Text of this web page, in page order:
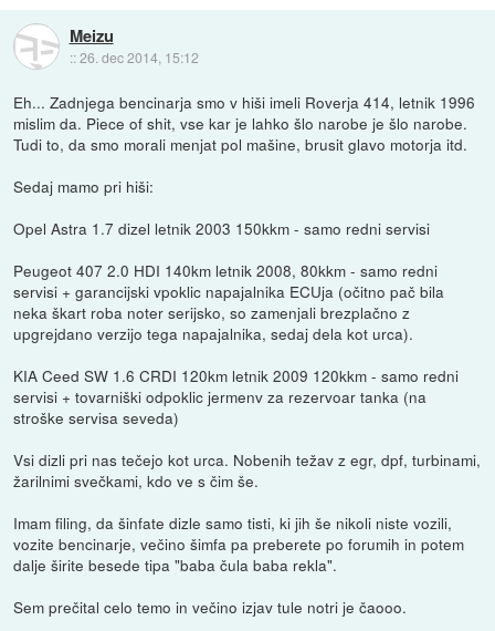
Meizu
::26. dec 2014, 15:12
Eh... Zadnjega bencinarja smo v hiši imeli Roverja 414, letnik 1996
mislim da. Piece of shit, vse kar je lahko šlo narobe je šlo narobe.
Tudi to, da smo morali menjat pol mašine, brusit glavo motorja itd.
Sedaj mamo pri hiši:
Opel Astra 1.7 dizel letnik 2003 150kkm - samo redni servisi
Peugeot 407 2.0 HDI 140km letnik 2008, 80kkm - samo redni
servisi + garancijski vpoklic napajalnika ECUja (očitno pač bila
neka škart roba noter serijsko, so zamenjali brezplačno z
upgrejdano verzijo tega napajalnika, sedaj dela kot urca).
KIA Ceed SW 1.6 CRDI 120km letnik 2009 120kkm - samo redni
servisi + tovarniški odpoklic jermenv za rezervoar tanka (na
stroške servisa seveda)
Vsi dizli pri nas tečejo kot urca. Nobenih težav z egr, dpf, turbinami,
žarilnimi svečkami, kdo ve s čim še.
Imam filing, da šinfate dizle samo tisti, ki jih še nikoli niste vozili,
vozite bencinarje, večino šimfa pa preberete po forumih in potem
dalje širite besede tipa "baba čula baba rekla".
Sem prečital celo temo in večino izjav tule notri je čaooo.